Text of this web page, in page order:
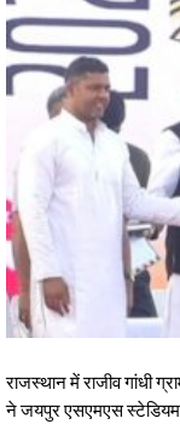
राजस्थान में राजीव गांधी
ने जयपुर एसएमएस